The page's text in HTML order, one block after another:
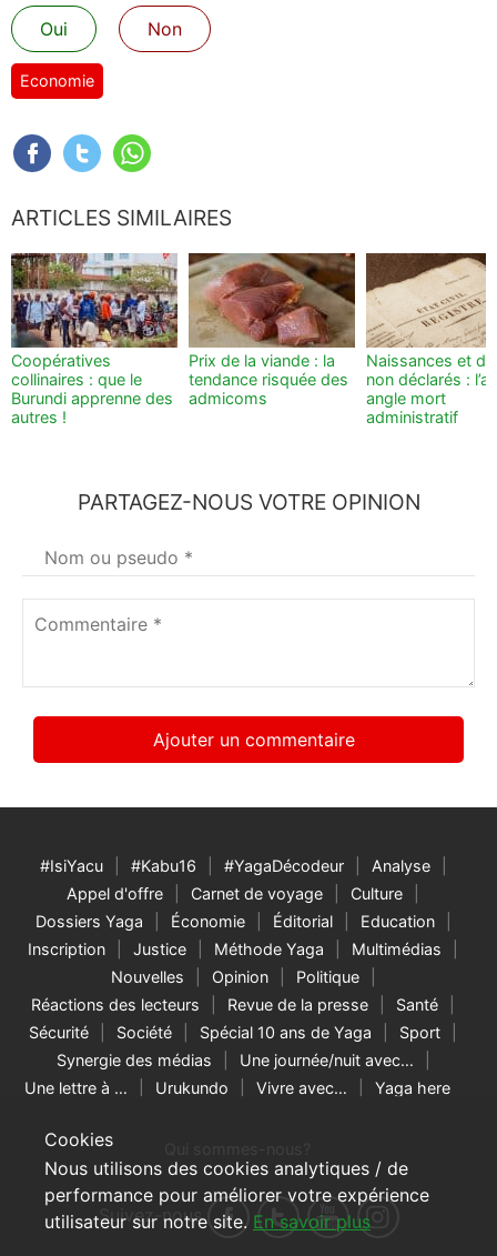
Cookies
Nous utilisons des cookies analytiques / de
performance pour améliorer votre expérience
utilisateur sur notre site. En savoir plus
Oui
Non
Economie
ARTICLES SIMILAIRES
Coopératives
collinaires : que le
Burundi apprenne des
autres !
Prix de la viande : la
tendance risquée des
admicoms
Naissances et
non déclarés :
angle mort
administratif
PARTAGEZ-NOUS VOTRE OPINION
Votre
nom*
#IsiYacu #Kabu16 #YagaDécodeur
Analyse
Appel d'offre
Carnet de voyage
Culture
Dossiers Yaga
Économie Éditorial
Education
Inscription
Justice Méthode Yaga
Multimédias
Nouvelles
Opinion
Politique
Réactions des lecteurs
Revue de la presse
Santé
Sécurité
Société Spécial 10 ans de Yaga
Sport
Synergie des médias
Une journée/nuit avec…
Une lettre à …
Urukundo Vivre avec… Yaga here
Suivez-nous